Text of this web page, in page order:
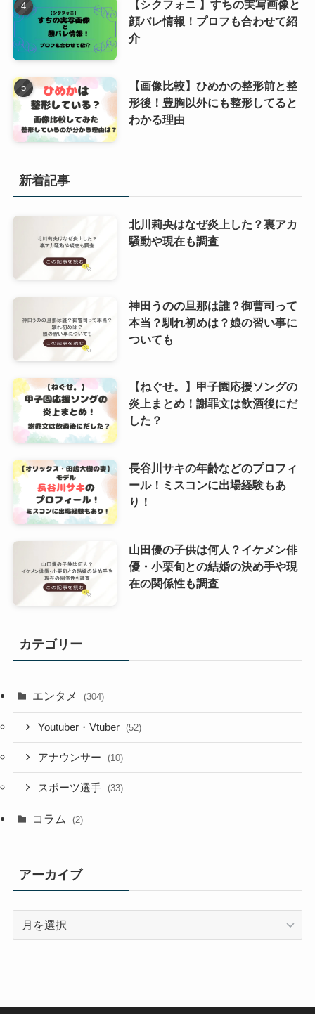
【シクフォニ 】すちの実写画像と
顔バレ情報！プロフも合わせて紹
介
【画像比較】ひめかの整形前と整
形後！豊胸以外にも整形してると
わかる理由
新着記事
北川莉央はなぜ炎上した？裏アカ
騒動や現在も調査
神田うのの旦那は誰？御曹司って
本当？馴れ初めは？娘の習い事に
ついても
【ねぐせ。】甲子園応援ソングの
炎上まとめ！謝罪文は飲酒後にだ
した？
長谷川サキの年齢などのプロフィ
ール！ミスコンに出場経験もあ
り！
山田優の子供は何人？イケメン俳
優・小栗旬との結婚の決め手や現
在の関係性も調査
カテゴリー
エンタメ (304)
Youtuber・Vtuber (52)
アナウンサー (10)
スポーツ選手 (33)
コラム (2)
アーカイブ